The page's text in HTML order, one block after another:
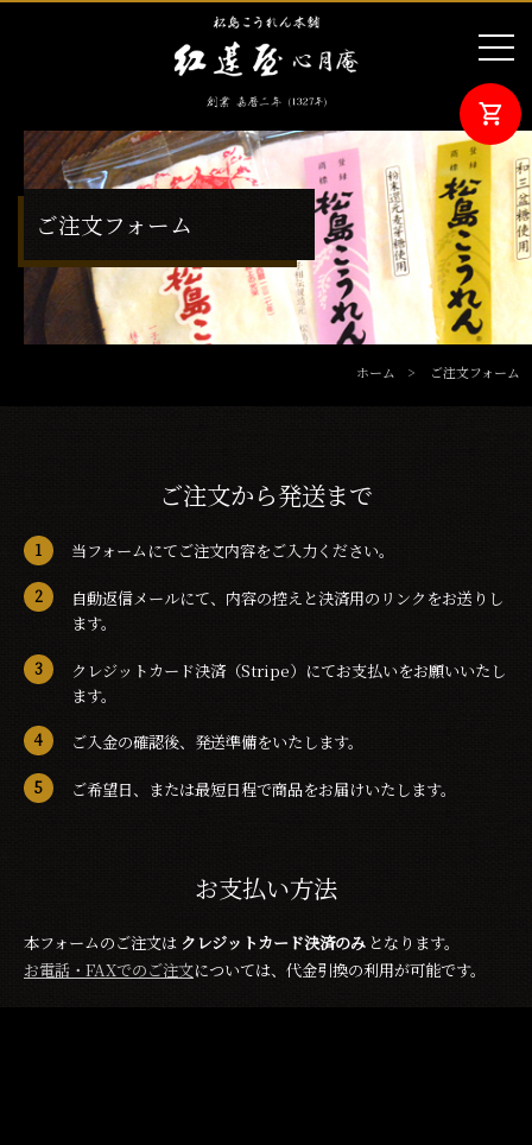
ご注文フォーム
ホーム ご注文フォーム
ご注文から発送まで
当フォームにてご注文内容をご入力ください。
自動返信メールにて、内容の控えと決済用のリンクをお送りし
ます。
クレジットカード決済（Stripe）にてお支払いをお願いいたし
ます。
ご入金の確認後、発送準備をいたします。
ご希望日、または最短日程で商品をお届けいたします。
お支払い方法
本フォームのご注文は クレジットカード決済のみ となります。
お電話・FAXでのご注文については、代金引換の利用が可能です。